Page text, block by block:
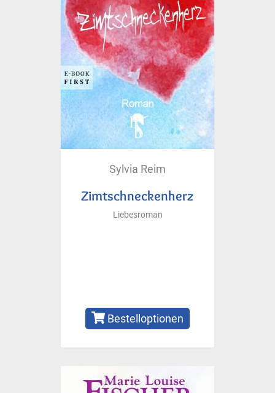
Sylvia Reim
Zimtschneckenherz
Liebesroman
Bestelloptionen